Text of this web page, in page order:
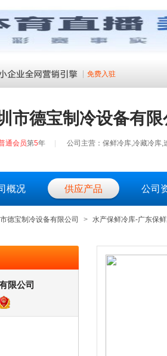
免费入驻
市德宝制冷设备有限
通会员第5年 公司主营：保鲜冷库,冷藏冷库,
概况 供应产品 公司
德宝制冷设备有限公司 > 水产保鲜冷库-广东保
限公司